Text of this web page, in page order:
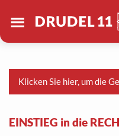
Drudel 11
Deutschland
Klicken Sie hier, um die
EINSTIEG in die